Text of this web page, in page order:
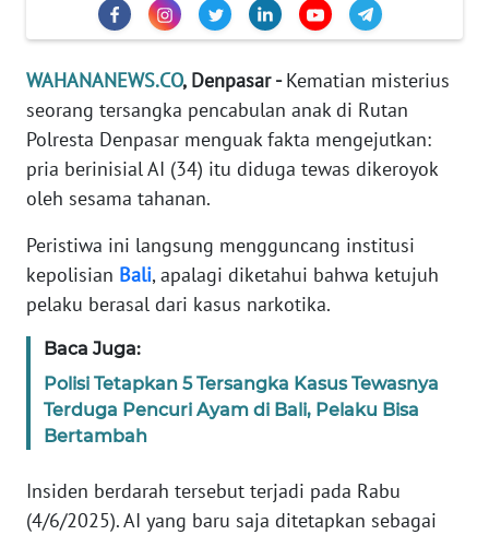
WAHANANEWS.CO, Denpasar -Kematian misterius
seorang tersangka pencabulan anak di Rutan
Polresta Denpasar menguak fakta mengejutkan:
pria berinisial AI (34) itu diduga tewas dikeroyok
oleh sesama tahanan.
Peristiwa ini langsung mengguncang institusi
kepolisian Bali, apalagi diketahui bahwa ketujuh
pelaku berasal dari kasus narkotika.
Baca Juga:
Polisi Tetapkan 5 Tersangka Kasus Tewasnya
Terduga Pencuri Ayam di Bali, Pelaku Bisa
Bertambah
Insiden berdarah tersebut terjadi pada Rabu
(4/6/2025). AI yang baru saja ditetapkan sebagai
Informasi
INDEKS
BERITA
KONTAK
KAMI
INFO
IKLAN
KAMI
PEDOMAN
MEDIA
REDAKSI